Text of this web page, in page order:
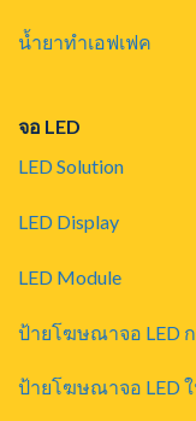
น้ำยาทำเอฟเฟค
จอ LED
LED Solution
LED Display
LED Module
ป้ายโฆษณาจอ LED
ป้ายโฆษณาจอ LED